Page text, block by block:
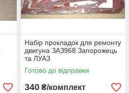
Набір прокладок для ремонту
двигуна ЗАЗ968 Запорожець
та ЛУАЗ
Готово до відправки
340 ₴/комплект